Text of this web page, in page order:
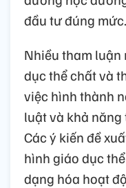
đầu tư đúng mức.
Nhiều tham
dục thể chất và
việc hình thành
luật và khả năng
Các ý kiến đề
hình giáo dục
dạng hóa hoạt